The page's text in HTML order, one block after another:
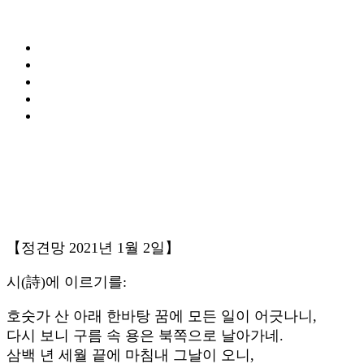
【정견망 2021년 1월 2일】
시(詩)에 이르기를:
호숫가 산 아래 한바탕 꿈에 모든 일이 어긋나니,
다시 보니 구름 속 용은 북쪽으로 날아가네.
삼백 년 세월 끝에 마침내 그날이 오니,